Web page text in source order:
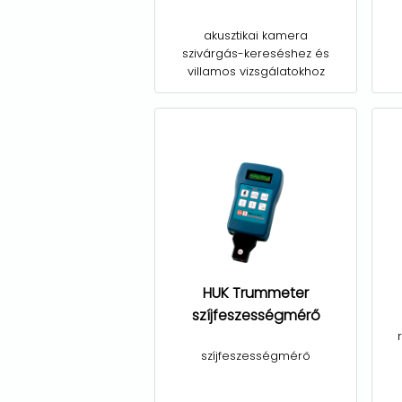
akusztikai kamera
szivárgás-kereséshez és
villamos vizsgálatokhoz
HUK Trummeter
szíjfeszességmérő
szíjfeszességmérő